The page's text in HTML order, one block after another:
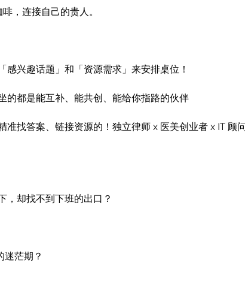
，连接自己的贵人。
兴趣话题」和「资源需求」来安排桌位！
都是能互补、能共创、能给你指路的伙伴
找答案、链接资源的！独立律师 x 医美创业者 x IT 顾
，却找不到下班的出口？
茫期？